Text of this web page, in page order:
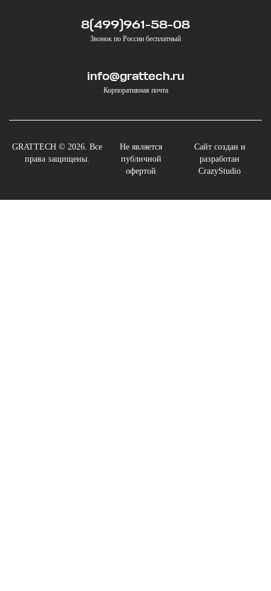
8(499)961-58-08
Звонок по России бесплатный
info@grattech.ru
Корпоративная почта
GRATTECH © 2026. Все
права защищены.
Не является
публичной
офертой
Сайт создан и
разработан
CrazyStudio